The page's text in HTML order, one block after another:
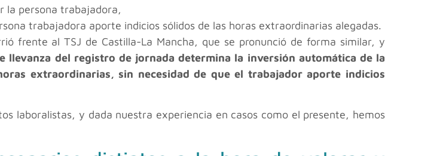
la persona trabajadora,
trabajadora aporte indicios sólidos de las horas extraordinarias alegadas.
frente al TSJ de Castilla-La Mancha, que se pronunció de forma similar, y
llevanza del registro de jornada determina la inversión automática de la
extraordinarias, sin necesidad de que el trabajador aporte indicios
laboralistas, y dada nuestra experiencia en casos como el presente, hemos